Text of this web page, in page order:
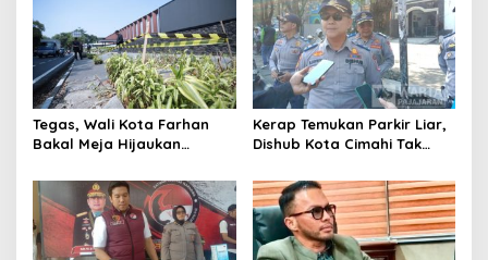
Tegas, Wali Kota Farhan
Bakal Meja Hijaukan
Riau
Kerap Temukan Parkir Liar,
Dishub Kota Cimahi Tak
Pembinaan